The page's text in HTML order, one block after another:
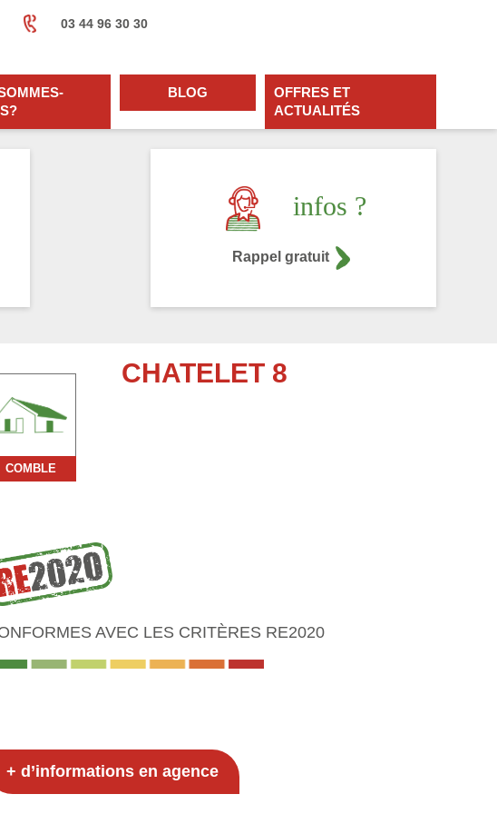
03 44 96 30 30
BLOG
OFFRES ET
ACTUALITÉS
infos ?
Rappel gratuit
COMBLE
CHATELET 8
AVEC LES CRITÈRES RE2020
+ d’informations en agence